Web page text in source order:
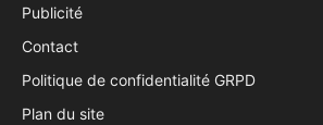
Publicité
Contact
Politique de confidentialité GRPD
Plan du site